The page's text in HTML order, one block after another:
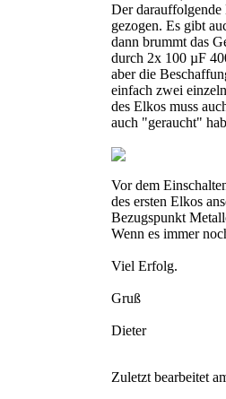
Der
gezogen. Es gibt
dann brummt das
durch 2x 100 µF
aber die
einfach zwei
des Elkos muss
auch "geraucht"
Vor dem
des ersten Elkos
Bezugspunkt
Wenn es immer
Viel Erfolg.
Gruß
Dieter
Zuletzt bearbeitet